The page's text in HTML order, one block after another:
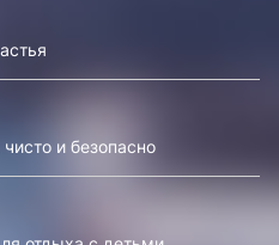
и безопасно